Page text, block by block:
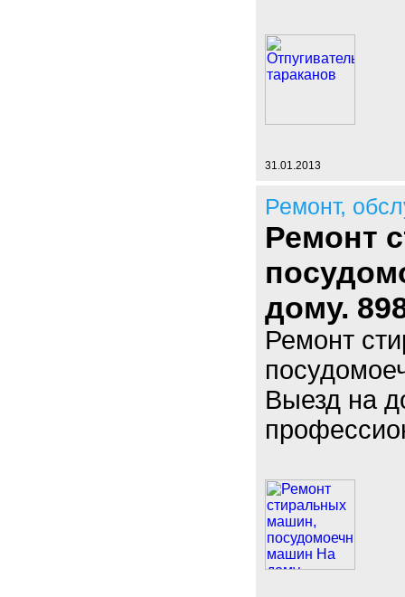
31.01.2013
Ремонт,
Ремонт
дому.
Ремонт
Выезд на